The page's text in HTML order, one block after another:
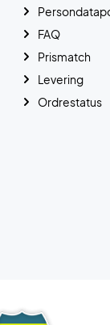
FAQ
Prismatch
Levering
Ordrestatus